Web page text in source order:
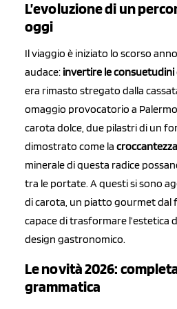
L’evoluzione di un
oggi
Il viaggio è iniziato lo scorso
audace: invertire le consuetudini
era rimasto stregato dalla
omaggio provocatorio a
carota dolce, due pilastri di un
dimostrato come la
minerale di questa radice
tra le portate. A questi si sono
di carota, un piatto gourmet dal
capace di trasformare l’estetica
design gastronomico.
Le novità 2026:
grammatica